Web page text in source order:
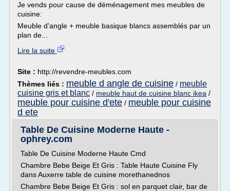
Je vends pour cause de déménagement mes meubles de
cuisine:
Meuble d'angle + meuble basique blancs assemblés par un
plan de...
Lire la suite
Site : http://revendre-meubles.com
Thèmes liés : meuble d angle de cuisine / meuble
cuisine gris et blanc / meuble haut de cuisine blanc ikea /
meuble pour cuisine d'ete / meuble pour cuisine
d ete
Table De Cuisine Moderne Haute -
ophrey.com
Table De Cuisine Moderne Haute Cmd
Chambre Bebe Beige Et Gris : Table Haute Cuisine Fly
dans Auxerre table de cuisine morethanednos
Chambre Bebe Beige Et Gris : sol en parquet clair, bar de